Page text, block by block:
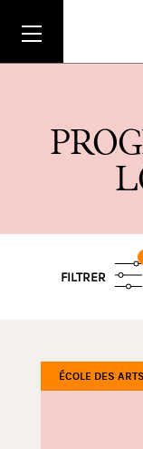
PROG
L
FILTRER
ÉCOLE DES